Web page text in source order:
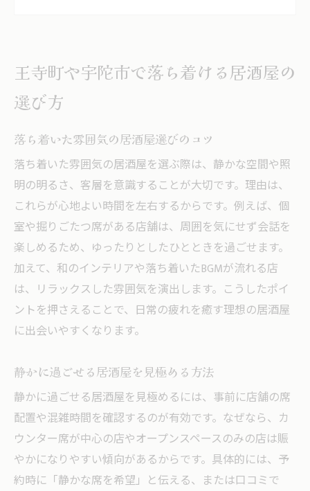
静かな雰囲気が魅力の居酒屋を探求する
騒がしさを避けたい人に最適な居酒屋選び
ゆったり寛げる静かな居酒屋の特徴
静かな居酒屋が人気の理由を解説
居酒屋の雰囲気でリラックス度が変わる
和やかな時間を楽しめる居酒屋空間
居酒屋で過ごす和やかなひとときの魅力
落ち着いた空間で楽しむ居酒屋の過ごし方
会話が弾む居酒屋の雰囲気づくりの秘訣
ゆったりと味わう居酒屋の楽しみ方
ほっとできる居酒屋空間の条件とは
くつろぎたいなら居酒屋の個室がおすすめ
居酒屋個室で叶うプライベートな時間
個室居酒屋のメリットと活用シーン
落ち着いた居酒屋空間に個室が最適な理由
王寺町や宇陀市で落ち着ける居酒屋の
選び方
落ち着いた雰囲気の居酒屋選びのコツ
落ち着いた雰囲気の居酒屋を選ぶ際は、静かな空間や照
明の明るさ、客層を意識することが大切です。理由は、
これらが心地よい時間を左右するからです。例えば、個
室や掘りごたつ席がある店舗は、周囲を気にせず会話を
楽しめるため、ゆったりとしたひとときを過ごせます。
加えて、和のインテリアや落ち着いたBGMが流れる店
は、リラックスした雰囲気を演出します。こうしたポイ
ントを押さえることで、日常の疲れを癒す理想の居酒屋
に出会いやすくなります。
静かに過ごせる居酒屋を見極める方法
静かに過ごせる居酒屋を見極めるには、事前に店舗の席
配置や混雑時間を確認するのが有効です。なぜなら、カ
ウンター席が中心の店やオープンスペースのみの店は賑
やかになりやすい傾向があるからです。具体的には、予
約時に「静かな席を希望」と伝える、または口コミで